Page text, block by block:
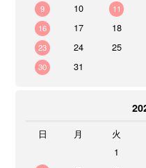
9
10 11
16
17 18
23
24 25
30
31
日 月 火
1